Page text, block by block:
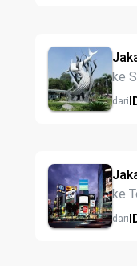
ke
dari
ke
dari